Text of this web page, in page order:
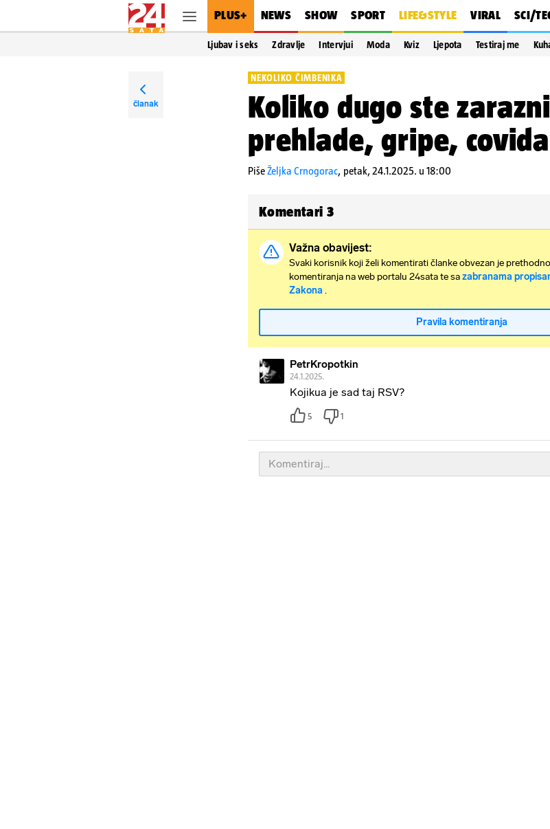
PLUS+ NEWS SHOW SPORT LIFE&STYLE VIRAL SCI/
Ljubav i seks Zdravlje Intervjui Moda Kviz Ljepota Testiraj me
članak
NEKOLIKO ČIMBENIKA
Koliko dugo ste
prehlade, gripe, covida
PišeŽeljka Crnogorac, petak, 24.1.2025. u 18:00
Komentari 3
Važna obavijest:
Svaki korisnik koji želi komentirati članke obvezan je
komentiranja na web portalu 24sata te sazabranama
Zakona .
Pravila komentiranja
PetrKropotkin
24.1.2025.
Kojikua je sad taj RSV?
5 1